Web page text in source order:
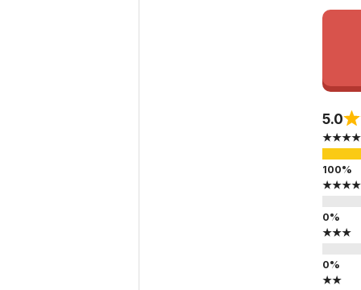
5.0
★★★★
★★★
★★